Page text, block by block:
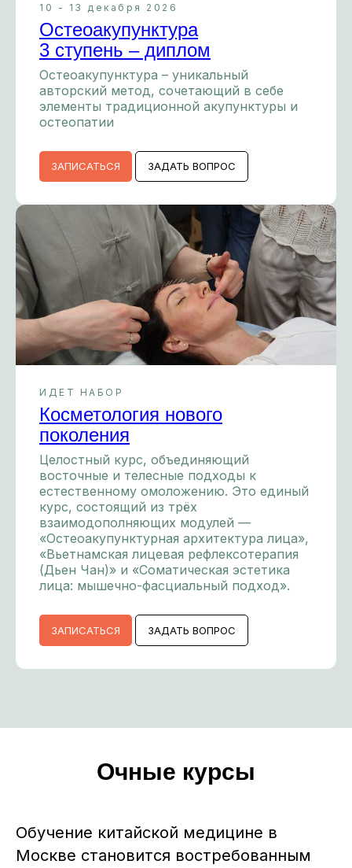
10 - 13 декабря 2026
Остеоакупунктура
3 ступень – диплом
Остеоакупунктура – уникальный
авторский метод, сочетающий в себе
элементы традиционной акупунктуры и
остеопатии
ЗАПИСАТЬСЯ ЗАДАТЬ ВОПРОС
ИДЕТ НАБОР
Косметология нового
поколения
Целостный курс, объединяющий
восточные и телесные подходы к
естественному омоложению. Это единый
курс, состоящий из трёх
взаимодополняющих модулей —
«Остеоакупунктурная архитектура лица»,
«Вьетнамская лицевая рефлексотерапия
(Дьен Чан)» и «Соматическая эстетика
лица: мышечно-фасциальный подход».
ЗАПИСАТЬСЯ ЗАДАТЬ ВОПРОС
Очные курсы
Обучение китайской медицине в
Москве становится востребованным